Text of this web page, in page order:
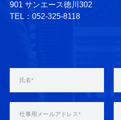
901 サンエース徳川302
TEL：052-325-8118